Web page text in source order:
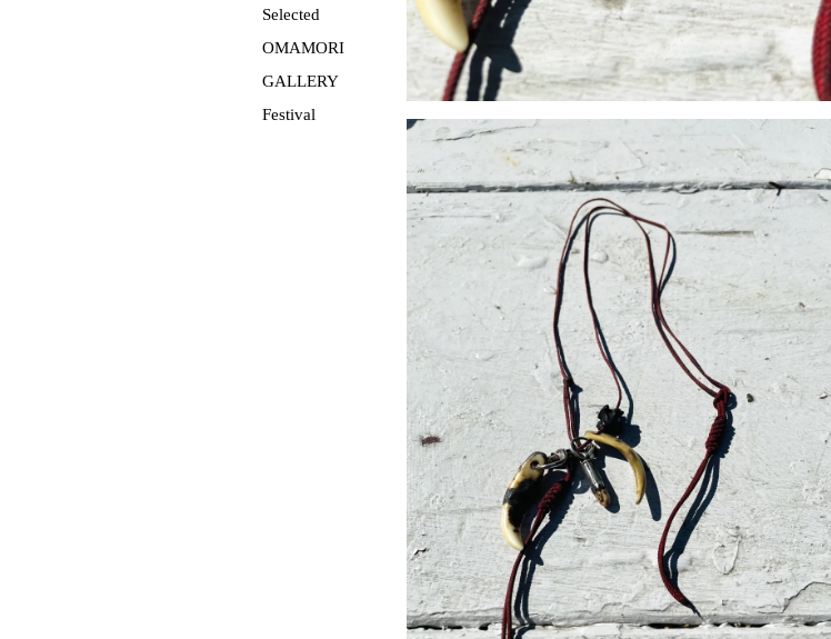
Selected
OMAMORI
GALLERY
Festival